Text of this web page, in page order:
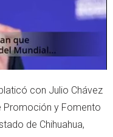
con Julio Chávez
Promoción y Fomento
de Chihuahua,